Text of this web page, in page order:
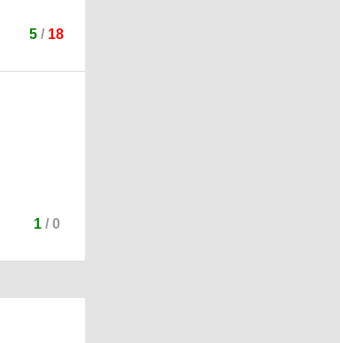
5 / 18
1/ 0